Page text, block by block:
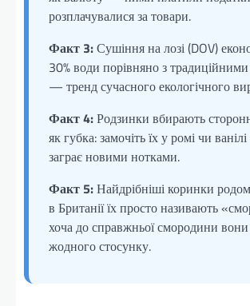
розплачувалися за товари.
Факт 3:Сушіння на лозі (DOV)
30% води порівняно з
— тренд сучасного екологічного
Факт 4:Родзинки вбирають
як губка: замочіть їх у ромі чи
заграє новими нотками.
Факт 5:Найдрібніші коринки родом
в Британії їх просто називають
хоча до справжньої смородини
жодного стосунку.